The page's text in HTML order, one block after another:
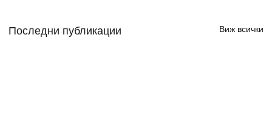
Последни публикации Виж всички